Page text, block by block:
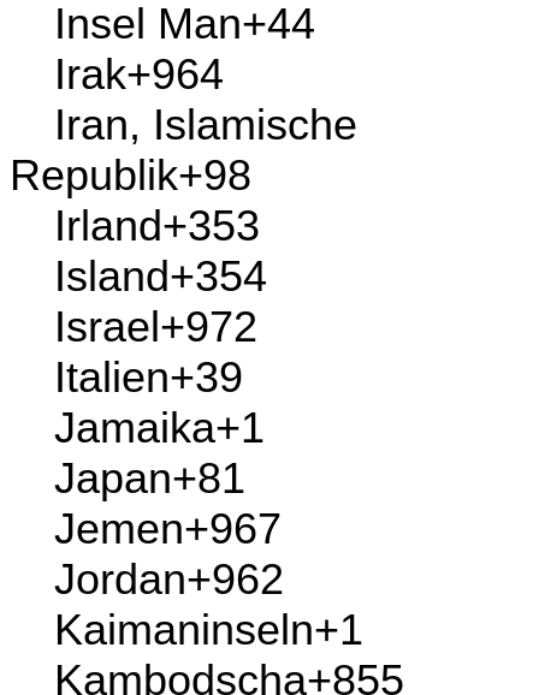
Indonesien+62
Insel Man
Irak+964
Iran, Islamische
Republik+98
Irland
Island
Israel
Italien+39
Jamaika
Japan+81
Jemen+967